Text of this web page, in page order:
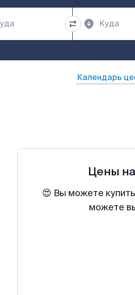
Календарь
Цены
😍 Вы можете
можете